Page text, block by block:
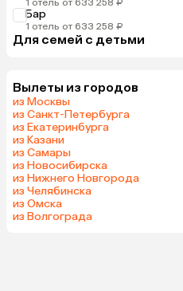
Бар
1 отель от 633 258 ₽
Для семей с детьми
Вылеты из городов
из Москвы
из Санкт-Петербурга
из Екатеринбурга
из Казани
из Самары
из Новосибирска
из Нижнего Новгорода
из Челябинска
из Омска
из Волгограда